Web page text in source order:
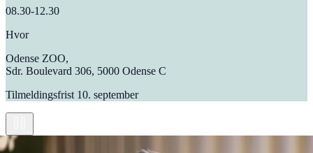
08.30-12.30
Hvor
Odense ZOO,
Sdr. Boulevard 306, 5000 Odense C
Tilmeldingsfrist 10. september